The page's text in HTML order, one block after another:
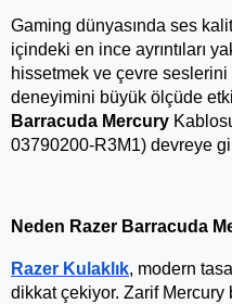
Gaming dünyasında ses
içindeki en ince ayrıntıları
hissetmek ve çevre
deneyimini büyük ölçüde
Barracuda Mercury
03790200-R3M1) devreye
Neden Razer Barracuda
Razer Kulaklık, modern
dikkat çekiyor. Zarif Mercury